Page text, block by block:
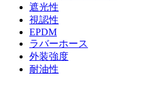
遮光性
視認性
EPDM
ラバーホース
外装強度
耐油性